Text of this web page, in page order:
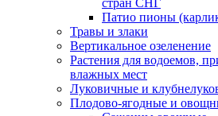
стран СНГ
Патио пионы
Травы и злаки
Вертикальное озеленение
Растения для водоемов,
влажных мест
Луковичные и
Плодово-ягодные и